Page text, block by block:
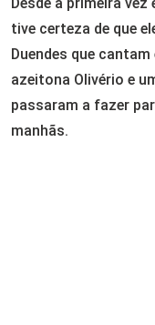
tive certeza de que
Duendes que
azeitona Olivério e
passaram a fazer
manhãs.